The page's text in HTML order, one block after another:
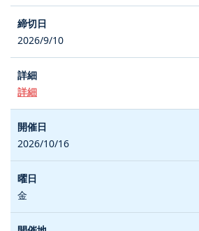
2026/9/10
詳細
2026/10/16
金